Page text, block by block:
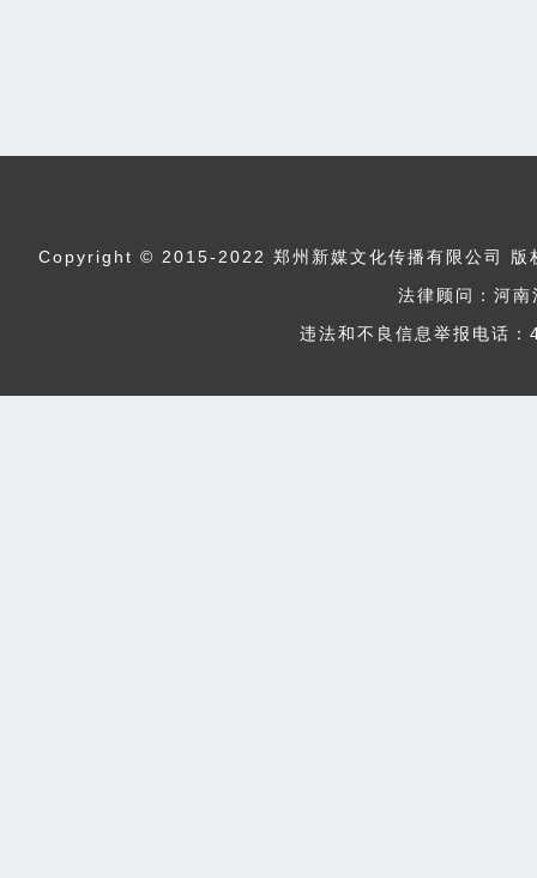
Copyright © 2015-2022 郑州新媒文化传播有限公司 版
法律顾问：河
违法和不良信息举报电话